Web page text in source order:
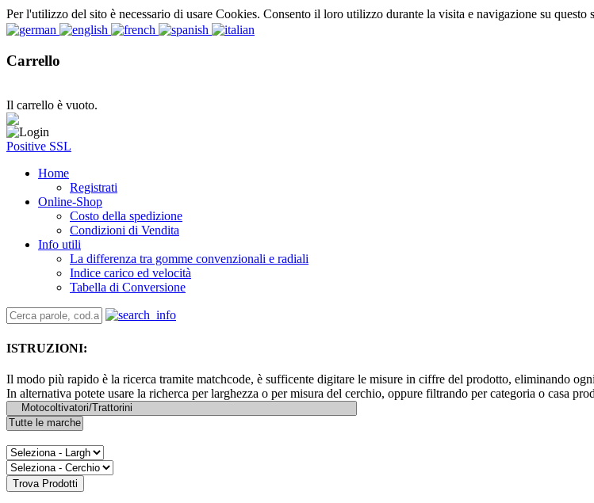
Per l'utilizzo del sito è necessario di usare Cookies. Consento il loro utilizzo durante la visita e navigazione su questo
Carrello
Il carrello è vuoto.
Positive SSL
Home
Registrati
Online-Shop
Costo della spedizione
Condizioni di Vendita
Info utili
La differenza tra gomme convenzionali e radiali
Indice carico ed velocità
Tabella di Conversione
ISTRUZIONI:
Il modo più rapido è la ricerca tramite matchcode, è sufficente digitare le misure in ciffre del prodotto, eliminando
In alternativa potete usare la richerca per larghezza o per misura del cerchio, oppure filtrando per categoria o casa